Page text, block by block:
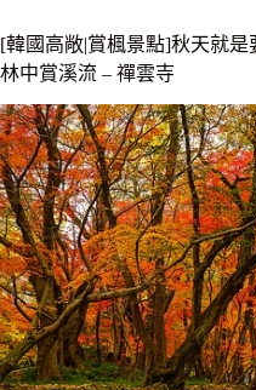
交
通]
教
你
最
省
時
最
划
算
一
天
玩
遍
[韓國高敞|賞楓景點]秋天就
林中賞溪流 – 禪雲寺